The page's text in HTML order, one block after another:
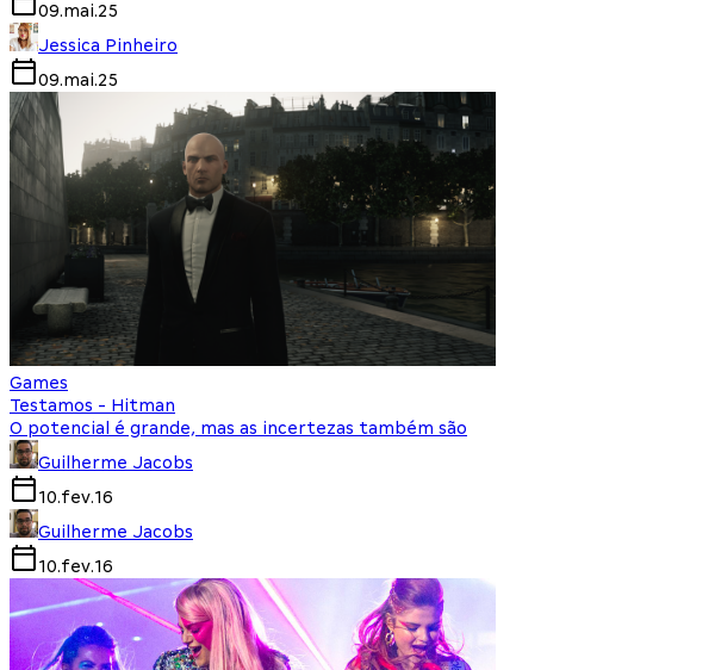
09.mai.25
Jessica Pinheiro
09.mai.25
Games
Testamos - Hitman
O potencial é grande, mas as incertezas também são
Guilherme Jacobs
10.fev.16
Guilherme Jacobs
10.fev.16